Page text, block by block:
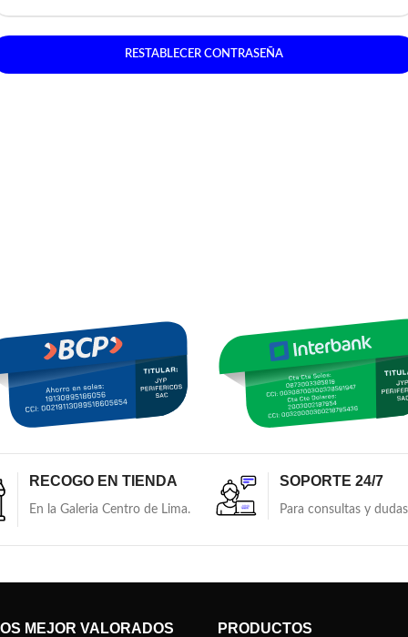
RESTABLECER CONTRASEÑA
RECOGO EN TIENDA
En la Galeria Centro de Lima.
SOPORTE 24/7
Para consultas y
MEJOR VALORADOS PRODUCTOS